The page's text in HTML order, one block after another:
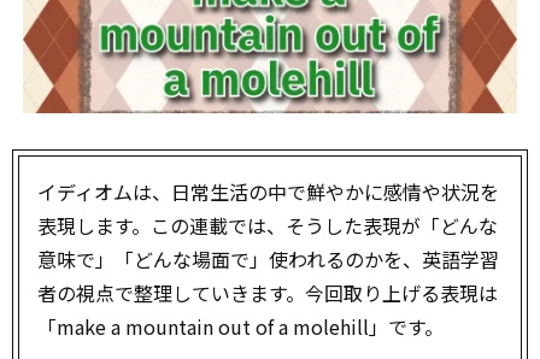
イディオムは、日常生活の中で鮮やかに感情や状況を
表現します。この連載では、そうした表現が「どんな
意味で」「どんな場面で」使われるのかを、英語学習
者の視点で整理していきます。今回取り上げる表現は
「make a mountain out of a molehill」です。